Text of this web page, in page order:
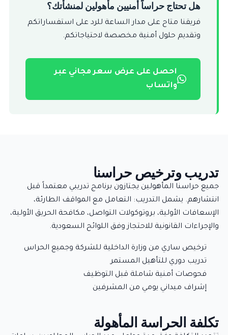
هل تحتاج حراساً أمنيين مأهولين لمنشأتك؟
فريقنا متاح على مدار الساعة للرد على استفساراتكم
وتقديم حلول أمنية مخصصة لاحتياجاتكم.
احصل على عرض سعر مجاني عبر
واتساب
تدريب وترخيص حراسنا
جميع حراسنا المأهولين يجتازون برنامج تدريبي معتمداً قبل
انتشارهم. يشمل التدريب: التعامل مع المواقف الطارئة،
الإسعافات الأولية، بروتوكولات التواصل، مكافحة الحريق الأولية،
والإجراءات القانونية للاحتجاز وفق اللوائح السعودية.
ترخيص ساري من وزارة الداخلية للشركة وجميع الحراس
تدريب دوري للتأهيل المستمر
فحوصات أمنية شاملة قبل التوظيف
إشراف ميداني يومي من المشرفين
تكلفة الحراسة المأهولة